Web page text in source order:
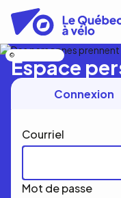
contenu
principal
Espace
Connexion
Courriel
Mot de passe